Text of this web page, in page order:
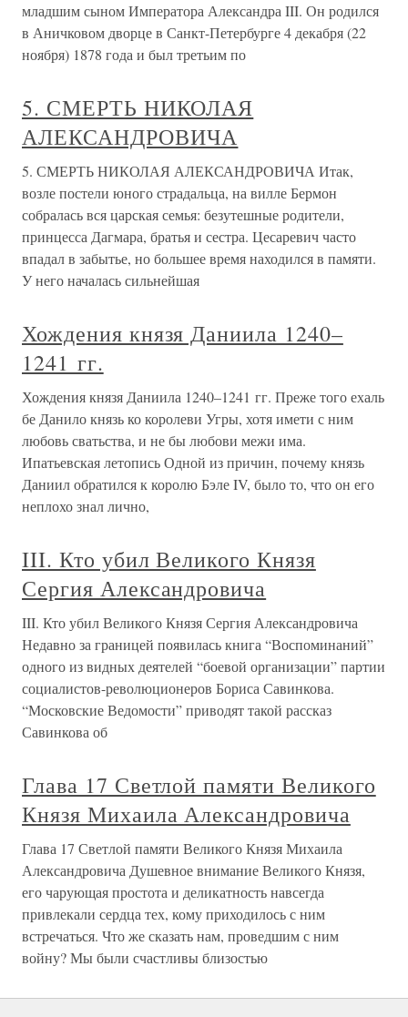
младшим сыном Императора Александра III. Он родился
в Аничковом дворце в Санкт-Петербурге 4 декабря (22
ноября) 1878 года и был третьим по
5. СМЕРТЬ НИКОЛАЯ
АЛЕКСАНДРОВИЧА
5. СМЕРТЬ НИКОЛАЯ АЛЕКСАНДРОВИЧА Итак,
возле постели юного страдальца, на вилле Бермон
собралась вся царская семья: безутешные родители,
принцесса Дагмара, братья и сестра. Цесаревич часто
впадал в забытье, но большее время находился в памяти.
У него началась сильнейшая
Хождения князя Даниила 1240–
1241 гг.
Хождения князя Даниила 1240–1241 гг. Преже того ехаль
бе Данило князь ко королеви Угры, хотя имети с ним
любовь сватьства, и не бы любови межи има.
Ипатьевская летопись Одной из причин, почему князь
Даниил обратился к королю Бэле IV, было то, что он его
неплохо знал лично,
III. Кто убил Великого Князя
Сергия Александровича
III. Кто убил Великого Князя Сергия Александровича
Недавно за границей появилась книга “Воспоминаний”
одного из видных деятелей “боевой организации” партии
социалистов-революционеров Бориса Савинкова.
“Московские Ведомости” приводят такой рассказ
Савинкова об
Глава 17 Светлой памяти Великого
Князя Михаила Александровича
Глава 17 Светлой памяти Великого Князя Михаила
Александровича Душевное внимание Великого Князя,
его чарующая простота и деликатность навсегда
привлекали сердца тех, кому приходилось с ним
встречаться. Что же сказать нам, проведшим с ним
войну? Мы были счастливы близостью